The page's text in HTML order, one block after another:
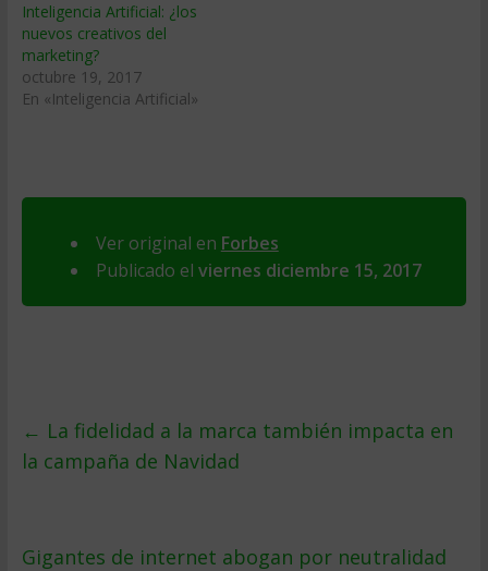
Inteligencia Artificial: ¿los
nuevos creativos del
marketing?
octubre 19, 2017
En «Inteligencia Artificial»
Ver original en Forbes
Publicado el viernes diciembre 15, 2017
← La fidelidad a la marca también impacta en
la campaña de Navidad
Gigantes de internet abogan por neutralidad